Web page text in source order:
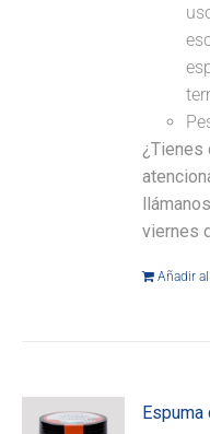
¿Tienes
viernes
Añadir